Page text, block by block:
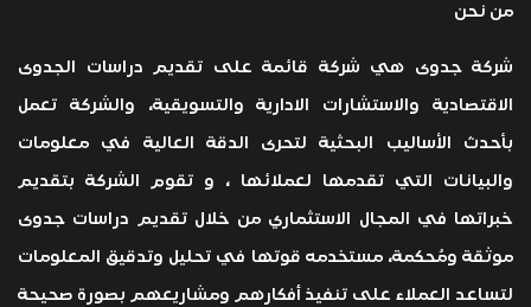
من نحن
شركة جدوى هي شركة قائمة على تقديم دراسات الجدوى
الاقتصادية والاستشارات الادارية والتسويقية، والشركة تعمل
بأحدث الأساليب البحثية لتحرى الدقة العالية في معلومات
والبيانات التي تقدمها لعملائها ، و تقوم الشركة بتقديم
خبراتها في المجال الاستثماري من خلال تقديم دراسات جدوى
موثقة ومُحكمة، مستخدمه قوتها في تحليل وتدقيق المعلومات
لتساعد العملاء على تنفيذ أفكارهم ومشاريعهم بصورة صحيحة